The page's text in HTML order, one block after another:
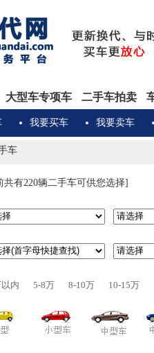
大型车专项车 二手车拍卖
我要买车 我要卖车
车
有220辆二手车可供您选择]
内 5-8万 8-10万 10-15万